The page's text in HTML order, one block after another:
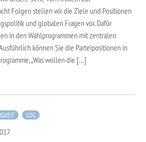
Folgen stellen wir die Ziele und Positionen
und globalen Fragen vor. Dafür
in den Wahlprogrammen mit zentralen
können Sie die Parteipositionen in
„Was wollen die […]
SDG